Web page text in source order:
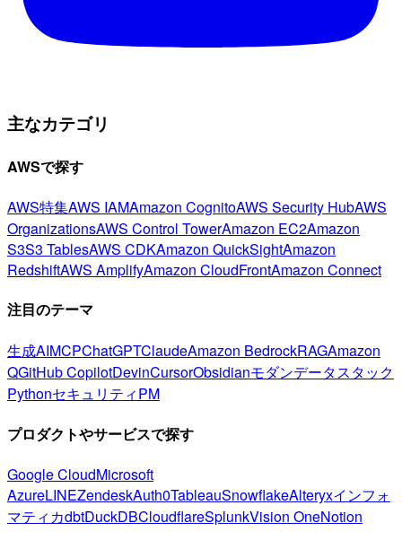
主なカテゴリ
AWSで探す
AWS特集AWS IAMAmazon CognitoAWS Security HubAWS
OrganizationsAWS Control TowerAmazon EC2Amazon
S3S3 TablesAWS CDKAmazon QuickSightAmazon
RedshiftAWS AmplifyAmazon CloudFrontAmazon Connect
注目のテーマ
生成AIMCPChatGPTClaudeAmazon BedrockRAGAmazon
QGitHub CopilotDevinCursorObsidianモダンデータスタック
PythonセキュリティPM
プロダクトやサービスで探す
Google CloudMicrosoft
AzureLINEZendeskAuth0TableauSnowflakeAlteryxインフォ
マティカdbtDuckDBCloudflareSplunkVision OneNotion